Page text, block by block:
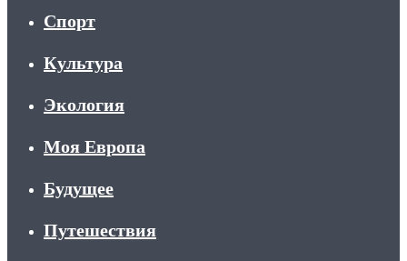
Спорт
Культура
Экология
Моя Европа
Будущее
Путешествия